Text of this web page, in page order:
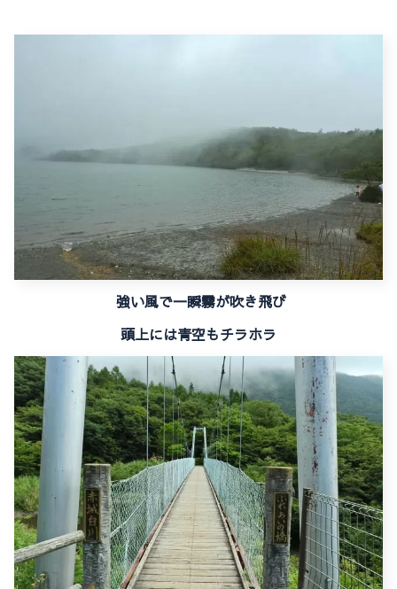
強い風で一瞬霧が吹き飛び
頭上には青空もチラホラ